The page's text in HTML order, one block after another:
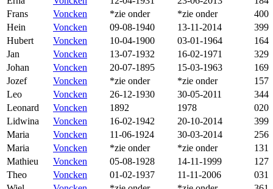
Frans
Voncken *zie onder *zie onder
400
Hein
Voncken 09-08-1940 13-11-2014
399
Hubert
Voncken 10-04-1900 03-01-1964
164
Jan
Voncken 13-07-1932 16-02-1971
329
Johan
Voncken 20-07-1895 15-03-1963
169
Jozef
Voncken *zie onder *zie onder
157
Leo
Voncken 26-12-1930 30-05-2011
344
Leonard
Voncken 1892 1978
020
Lidwina
Voncken 16-02-1942 20-10-2014
399
Maria
Voncken 11-06-1924 30-03-2014
256
Maria
Voncken *zie onder *zie onder
131
Mathieu
Voncken 05-08-1928 14-11-1999
127
Theo
Voncken 01-02-1937 11-11-2006
031